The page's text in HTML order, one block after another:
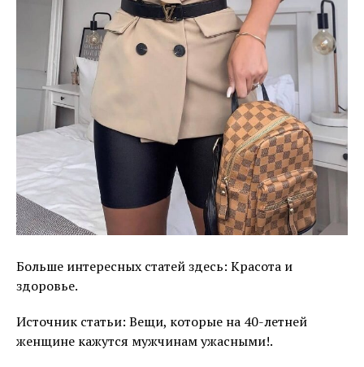
Больше интересных статей здесь: Красота и
здоровье.
Источник статьи: Вещи, которые на 40-летней
женщине кажутся мужчинам ужасными!.